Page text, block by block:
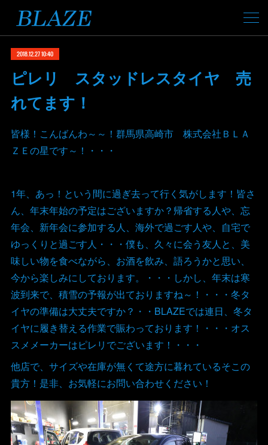
2018.12.27 10:40
ピレリ スタッドレスタイヤ 売
れてます！
皆様！こんばんわ～～！群馬県高崎市 株式会社ＢＬＡ
ＺＥの星です～！・・・
1年、あっ！という間に過ぎ去って行く気がします！皆さ
ん、年末年始の予定はございますか？帰省する人や、忘
年会、新年会に参加する人、海外で過ごす人や、自宅で
ゆっくりと過ごす人・・・僕も、久々に会う友人と、美
味しい物を食べながら、お酒を飲み、語ろうかと思い、
今から楽しみにしております。・・・しかし、年末は寒
波到来で、積雪の予報が出ておりますね～！・・・冬タ
イヤの準備は大丈夫ですか？・・BLAZEでは連日、冬タ
イヤに履き替える作業で賑わっております！・・・オス
スメメーカーはピレリでございます！・・・
他店で、サイズや在庫が無くて途方に暮れているそこの
貴方！是非、お気軽にお問い合わせください！